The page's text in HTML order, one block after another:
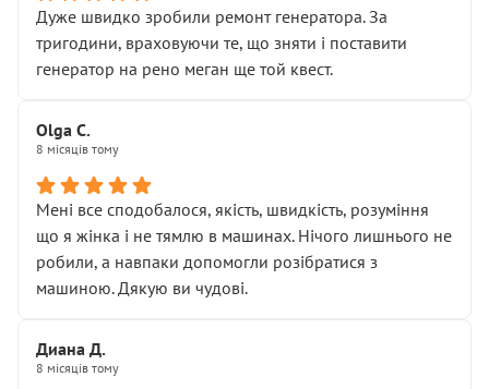
• реальної діагностики, а не формального
“подивились і поїхав”
На жаль, складається враження, що сервіс працює не
Стосовно комунікації - все добре
Дуже швидко зробили ремонт генератора. За
тригодини, враховуючи те, що зняти і поставити
генератор на рено меган ще той квест.
Olga С.
8 місяців тому
Мені все сподобалося, якість, швидкість, розуміння
що я жінка і не тямлю в машинах. Нічого лишнього не
робили, а навпаки допомогли розібратися з
машиною. Дякую ви чудові.
Диана Д.
8 місяців тому